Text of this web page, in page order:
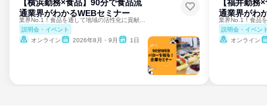
【横浜勤務×食品】90分で食品流
通業界がわかるWEBセミナー
説明会・イベント
オンライン
2026年8月・9月 1日
【福井勤務
通業界がわ
説明会・イベン
オンライン